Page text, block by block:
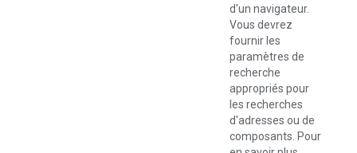
d'un navigateur.
Vous devrez
fournir les
paramètres de
recherche
appropriés pour
les recherches
d'adresses ou de
composants. Pour